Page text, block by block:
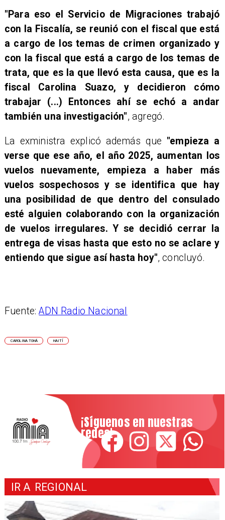
"Para eso el Servicio de Migraciones trabajó
con la Fiscalía, se reunió con el fiscal que está
a cargo de los temas de crimen organizado y
con la fiscal que está a cargo de los temas de
trata, que es la que llevó esta causa, que es la
fiscal Carolina Suazo, y decidieron cómo
trabajar (...) Entonces ahí se echó a andar
también una investigación", agregó.
La exministra explicó además que "empieza a
verse que ese año, el año 2025, aumentan los
vuelos nuevamente, empieza a haber más
vuelos sospechosos y se identifica que hay
una posibilidad de que dentro del consulado
esté alguien colaborando con la organización
de vuelos irregulares. Y se decidió cerrar la
entrega de visas hasta que esto no se aclare y
entiendo que sigue así hasta hoy", concluyó.
Fuente:ADN Radio Nacional
CAROLINA TOHÁ HAITÍ
¡Síguenos en nuestras
redes!
IR A REGIONAL